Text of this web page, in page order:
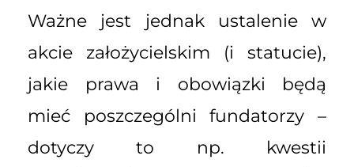
Ważne jest jednak ustalenie w
akcie założycielskim (i statucie),
jakie prawa i obowiązki będą
mieć poszczególni fundatorzy –
dotyczy to np. kwestii